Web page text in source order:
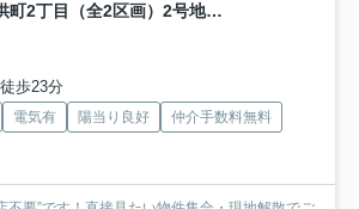
【土地】前橋市六供町2丁目（全2区画）2号地 約55坪売地
歩23分
電気有 陽当り良好
仲介手数料無料